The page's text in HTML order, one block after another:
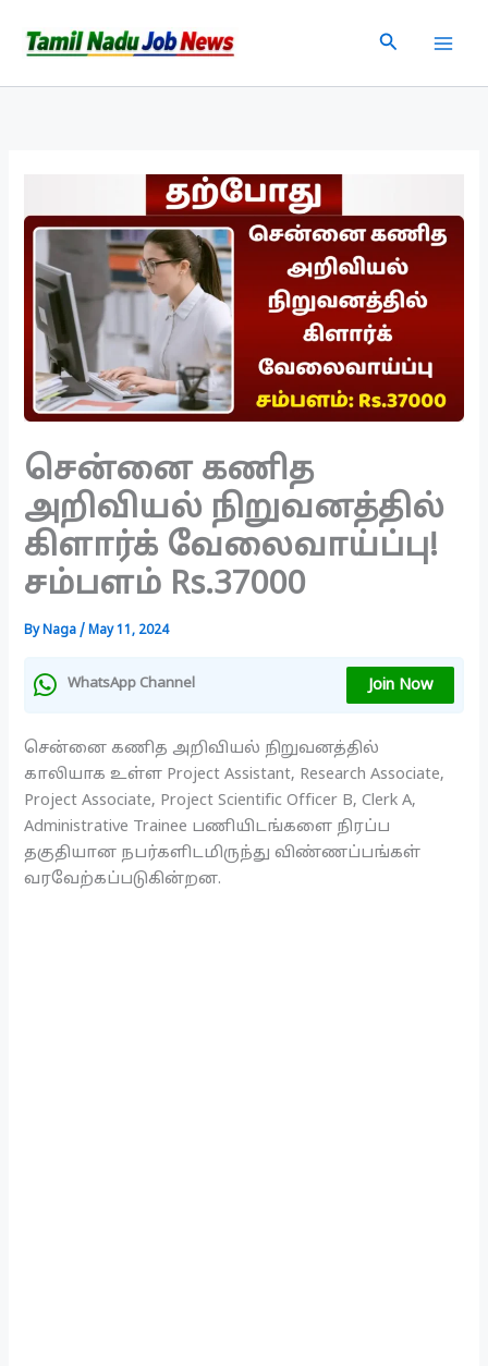
Search
சென்னை கணித
அறிவியல் நிறுவனத்தில்
கிளார்க் வேலைவாய்ப்பு!
சம்பளம் Rs.37000
ByNaga/May 11, 2024
WhatsApp Channel Join Now
சென்னை கணித அறிவியல் நிறுவனத்தில்
காலியாக உள்ள Project Assistant, Research Associate,
Project Associate, Project Scientific Officer B, Clerk A,
Administrative Trainee பணியிடங்களை நிரப்ப
தகுதியான நபர்களிடமிருந்து விண்ணப்பங்கள்
வரவேற்கப்படுகின்றன.